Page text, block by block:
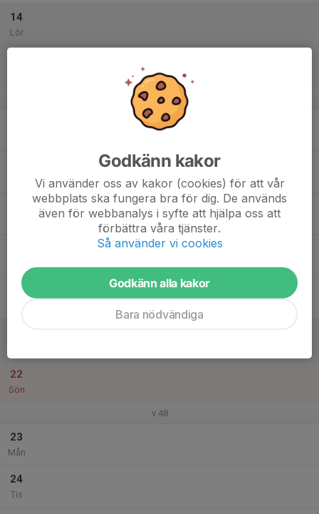
14
Lör
v.47
20
22
Sön
v.48
23
Mån
24
Tis
Godkänn kakor
Vi använder oss av kakor (cookies) för att vår
webbplats ska fungera bra för dig. De används
även för webbanalys i syfte att hjälpa oss att
förbättra våra tjänster.
Så använder vi cookies
Godkänn alla kakor
Bara nödvändiga